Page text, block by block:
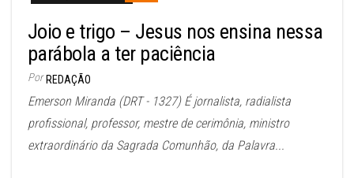
Joio e trigo – Jesus nos ensina nessa
parábola a ter paciência
Por REDAÇÃO
Emerson Miranda (DRT - 1327) É jornalista, radialista
profissional, professor, mestre de cerimônia, ministro
extraordinário da Sagrada Comunhão, da Palavra...